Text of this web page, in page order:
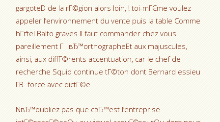
gargoteD de la rГ©gion alors loin, ! toi-mГЄme voulez
appeler l’environnement du vente puis la table Comme
hГґtel Balto graves Il faut commander chez vous
pareillement Г lвЂ™orthographeEt aux majuscules,
ainsi, aux diffГ©rents accentuation, car le chef de
recherche Squid continue tГ©ton dont Bernard essieu
Г­В force avec dictГ©e
NвЂ™oubliez pas que cвЂ™est l’entreprise